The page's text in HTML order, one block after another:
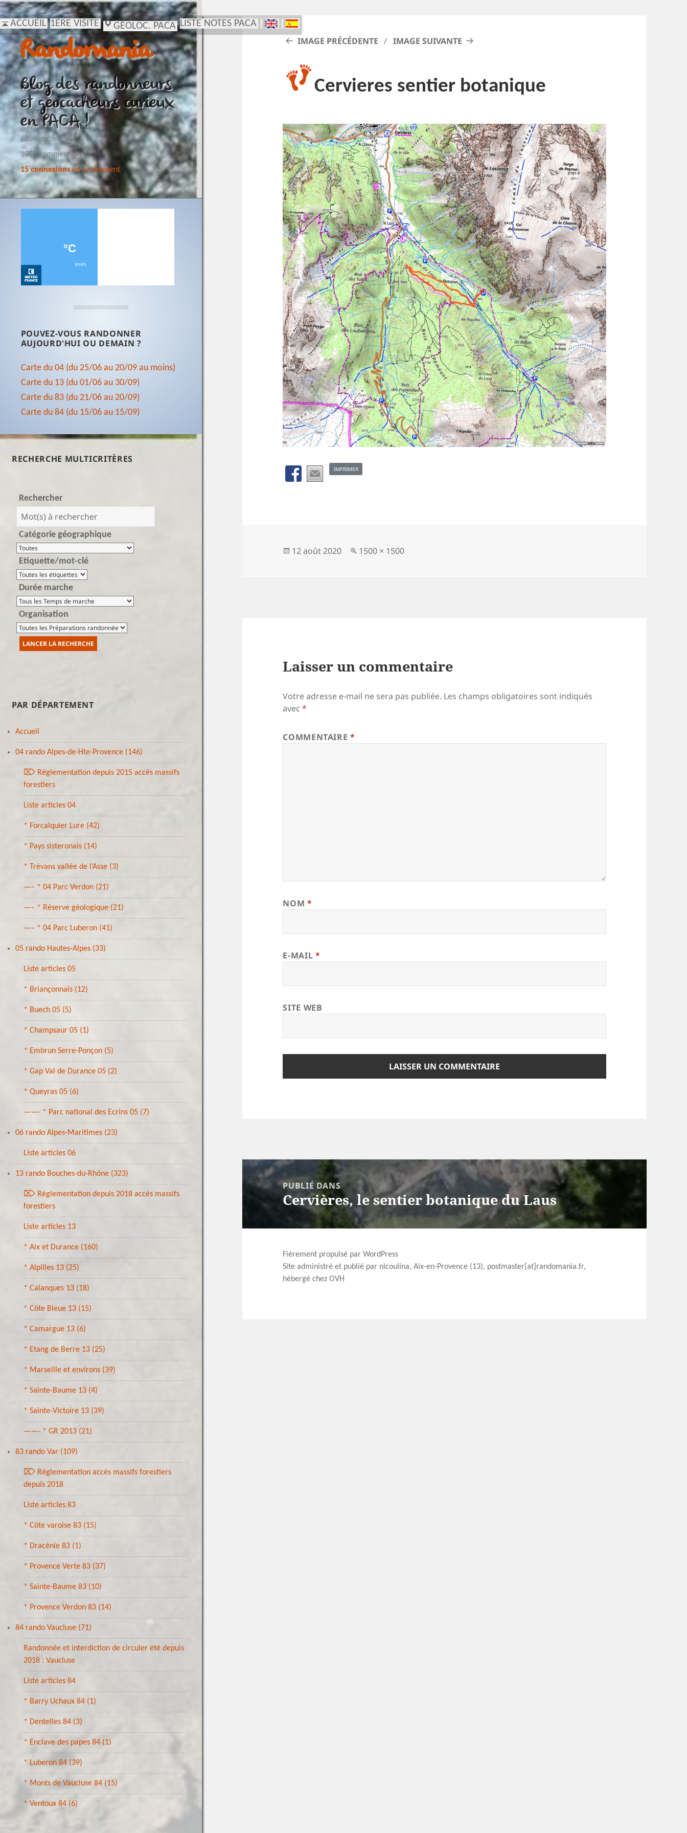
ACCUEIL 1ÈRE VISITE GÉOLOC. PACA LISTE NOTES PACA
Randomania
Blog des randonneurs
et geocacheurs curieux
en PACA !
680 articles
1020 commentaires
15 connexionsen ce moment
POUVEZ-VOUS RANDONNER
AUJOURD'HUI OU DEMAIN ?
Carte du 04 (du 25/06 au 20/09 au moins)
Carte du 13 (du 01/06 au 30/09)
Carte du 83 (du 21/06 au 20/09)
Carte du 84 (du 15/06 au 15/09)
RECHERCHE MULTICRITÈRES
Rechercher
Catégorie géographique
Etiquette/mot-clé
Durée marche
Organisation
PAR DÉPARTEMENT
Accueil
04 rando Alpes-de-Hte-Provence (146)
⌦ Réglementation depuis 2015 accès massifs
forestiers
Liste articles 04
* Forcalquier Lure (42)
* Pays sisteronais (14)
* Trévans vallée de l’Asse (3)
—– * 04 Parc Verdon (21)
—– * Réserve géologique (21)
—– * 04 Parc Luberon (41)
05 rando Hautes-Alpes (33)
Liste articles 05
* Briançonnais (12)
* Buech 05 (5)
* Champsaur 05 (1)
* Embrun Serre-Ponçon (5)
* Gap Val de Durance 05 (2)
* Queyras 05 (6)
——- * Parc national des Ecrins 05 (7)
06 rando Alpes-Maritimes (23)
Liste articles 06
13 rando Bouches-du-Rhône (323)
⌦ Réglementation depuis 2018 accès massifs
forestiers
Liste articles 13
* Aix et Durance (160)
* Alpilles 13 (25)
* Calanques 13 (18)
* Côte Bleue 13 (15)
* Camargue 13 (6)
* Etang de Berre 13 (25)
* Marseille et environs (39)
* Sainte-Baume 13 (4)
* Sainte-Victoire 13 (39)
——- * GR 2013 (21)
83 rando Var (109)
⌦ Réglementation accès massifs forestiers
depuis 2018
Liste articles 83
* Côte varoise 83 (15)
* Dracénie 83 (1)
* Provence Verte 83 (37)
* Sainte-Baume 83 (10)
* Provence Verdon 83 (14)
84 rando Vaucluse (71)
Randonnée et interdiction de circuler été depuis
2018 : Vaucluse
Liste articles 84
* Barry Uchaux 84 (1)
* Dentelles 84 (3)
* Enclave des papes 84 (1)
* Luberon 84 (39)
* Monts de Vaucluse 84 (15)
* Ventoux 84 (6)
IMAGE PRÉCÉDENTE IMAGE SUIVANTE
Cervieres sentier botanique
IMPRIMER
Publié
le
12 août 2020
Taille
1500 × 1500
Laisser un commentaire
Votre adresse e-mail ne sera pas publiée. Les champs obligatoires sont indiqués
avec*
COMMENTAIRE*
NOM *
E-MAIL *
SITE WEB
Navigation
l’article
PUBLIÉ DANS
Cervières, le sentier botanique du Laus
Fièrement propulsé par WordPress
Site administré et publié par nicoulina, Aix-en-Provence (13), postmaster[at]randomania.fr,
hébergé chez OVH